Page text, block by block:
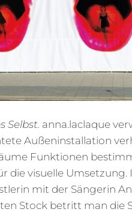
Selbst. anna.laclaque
Außeninstallation
Funktionen
die visuelle
mit der Sängerin
Stock betritt man die